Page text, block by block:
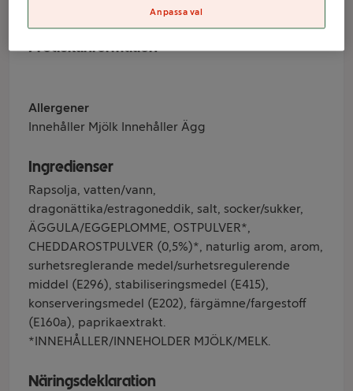
Produktinformation
Allergener
Innehåller Mjölk Innehåller Ägg
Ingredienser
Rapsolja, vatten/vann,
dragonättika/estragoneddik, salt, socker/sukker,
ÄGGULA/EGGEPLOMME, OSTPULVER*,
CHEDDAROSTPULVER (0,5%)*, naturlig arom, arom,
surhetsreglerande medel/surhetsregulerende
middel (E296), stabiliseringsmedel (E415),
konserveringsmedel (E202), färgämne/fargestoff
(E160a), paprikaextrakt.
*INNEHÅLLER/INNEHOLDER MJÖLK/MELK.
Näringsdeklaration
Anpassa val